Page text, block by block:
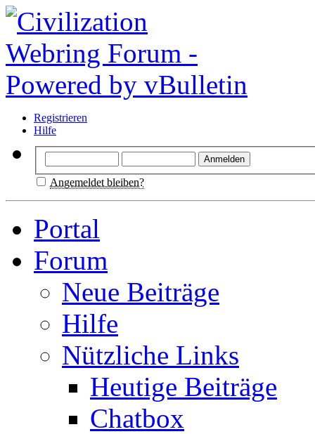
Registrieren
Hilfe
Angemeldet bleiben?
Portal
Forum
Neue Beiträge
Hilfe
Nützliche Links
Heutige Beiträge
Chatbox